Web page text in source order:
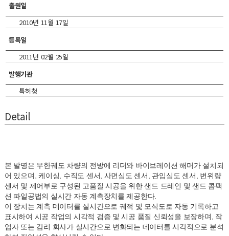
출원일
2010년 11월 17일
등록일
2011년 02월 25일
발행기관
특허청
Detail
본 발명은 무한궤도 차량의 전방에 리더와 바이브레이션 해머가 설치되
어 있으며, 케이싱, 수직도 센서, 사면심도 센서, 관입심도 센서, 변위량
센서 및 제어부로 구성된 고품질 시공을 위한 샌드 드레인 및 샌드 콤팩
션 파일공법의 실시간 자동 계측장치를 제공한다.
이 장치는 계측 데이터를 실시간으로 궤적 및 모식도로 자동 기록하고
표시하여 시공 작업의 시각적 검증 및 시공 품질 신뢰성을 보장하며, 작
업자 또는 감리 회사가 실시간으로 변화되는 데이터를 시각적으로 분석